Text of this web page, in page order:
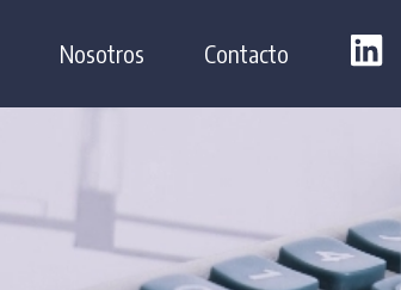
Nosotros Contacto